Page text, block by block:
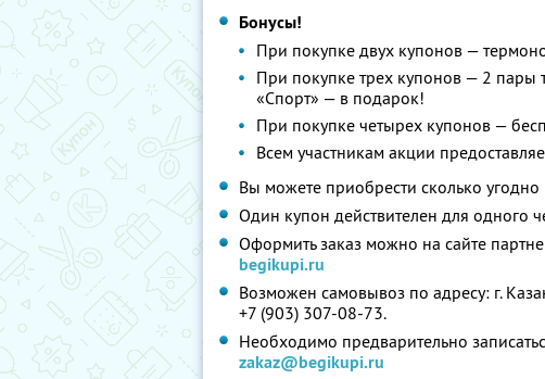
Бонусы!
При покупке двух купонов —
При покупке трех купонов — 2 пары
«Спорт» — в подарок!
При покупке четырех купонов —
Всем участникам акции
Вы можете приобрести сколько
Один купон действителен для одного
Оформить заказ можно на сайте
begikupi.ru
Возможен самовывоз по адресу: г.
+7 (903) 307-08-73.
Необходимо предварительно
zakaz@begikupi.ru